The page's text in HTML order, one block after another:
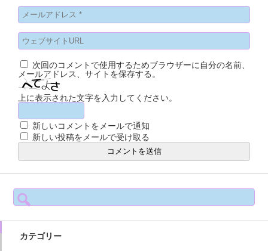
次回のコメントで使用するためブラウザーに自分の名前、
メールアドレス、サイトを保存する。
上に表示された文字を入力してください。
新しいコメントをメールで通知
新しい投稿をメールで受け取る
検
索:
カテゴリー